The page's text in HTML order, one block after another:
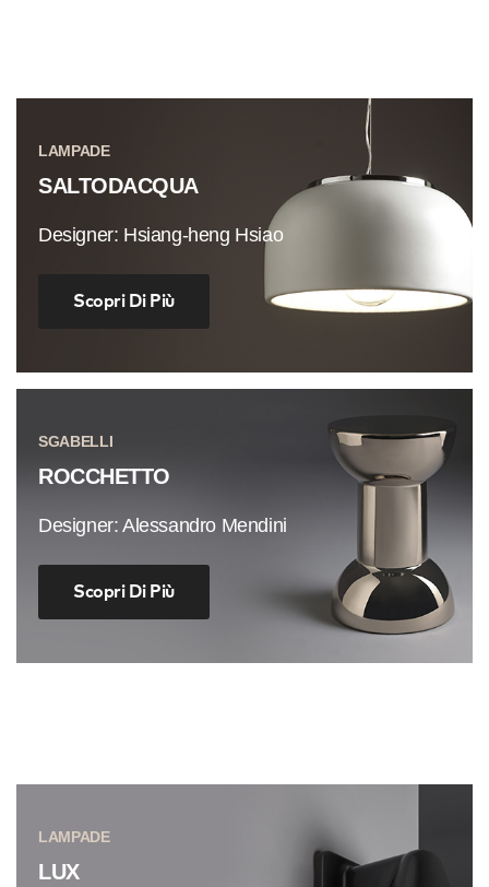
LAMPADE
SALTODACQUA
Designer: Hsiang-heng Hsiao
Scopri Di Più
SGABELLI
ROCCHETTO
Designer: Alessandro Mendini
Scopri Di Più
LAMPADE
LUX